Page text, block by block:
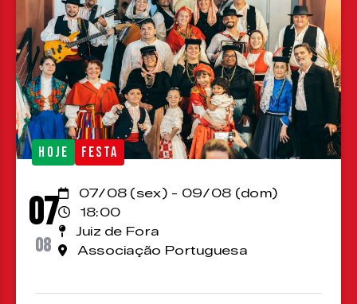
HOJE FESTA
07
08
07/08 (sex) - 09/08 (dom)
18:00
Juiz de Fora
Associação Portuguesa